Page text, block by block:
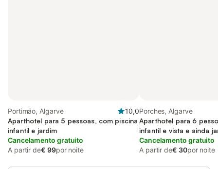
Portimão, Algarve
10,0
Aparthotel para 5 pessoas, com piscina
infantil e jardim
Cancelamento gratuito
A partir de€ 99por noite
Porches, Algarve
Aparthotel para 6
infantil e vista e ainda
piscina
Cancelamento gratuito
A partir de€ 30por noite